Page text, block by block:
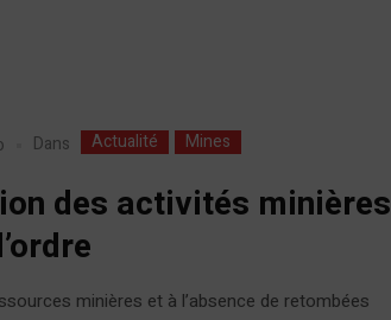
Dans Actualité Mines
des activités minières
minières et à l’absence de retombées